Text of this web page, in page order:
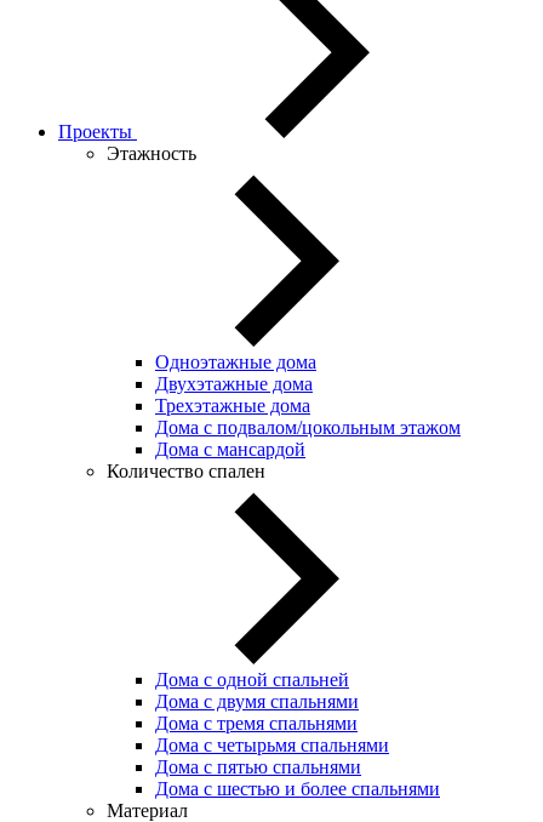
Проекты
Этажность
Одноэтажные дома
Двухэтажные дома
Трехэтажные дома
Дома с подвалом/цокольным этажом
Дома с мансардой
Количество спален
Дома с одной спальней
Дома с двумя спальнями
Дома с тремя спальнями
Дома с четырьмя спальнями
Дома с пятью спальнями
Дома с шестью и более спальнями
Материал